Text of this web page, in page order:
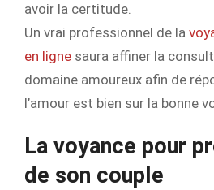
avoir la certitude.
Un vrai professionnel de la
en ligne saura affiner la
domaine amoureux afin de
l’amour est bien sur la bonne
La voyance pour
de son couple